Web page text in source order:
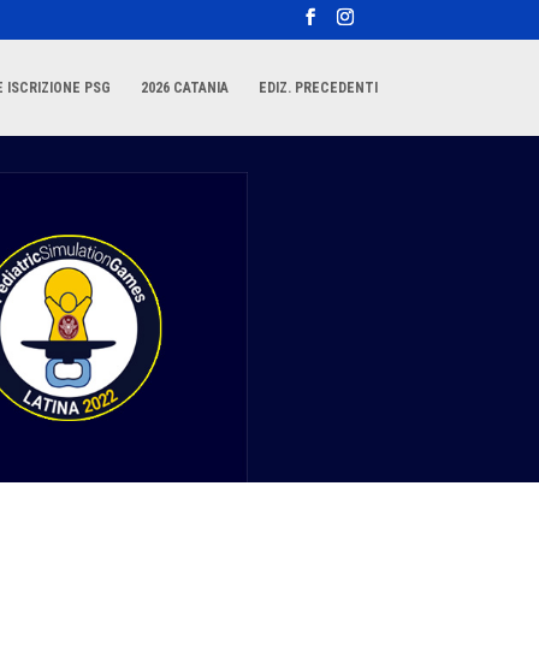
ISCRIZIONE PSG 2026 CATANIA EDIZ. PRECEDENTI